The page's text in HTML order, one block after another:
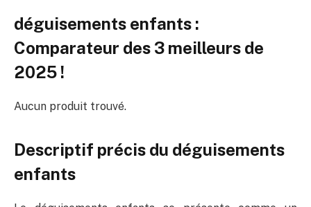
déguisements enfants :
Comparateur des 3 meilleurs de
2025 !
Aucun produit trouvé.
Descriptif précis du déguisements
enfants